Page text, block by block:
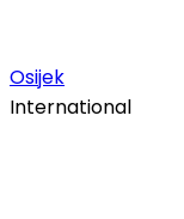
Osijek
International